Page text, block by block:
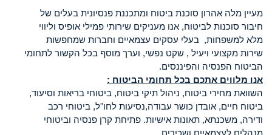
מעיין מלה אהרון סוכנת ביטוח ומתכננת פנסיונית בעלים של
חיבור סוכנות לביטוח, אנו מעניקים שירותי פמילי אופיס וליווי
מלא למשפחות, בעלי עסקים עצמאיים וחברות שמחפשות
שירות מקצועי ויעיל , שקט נפשי, וערך מוסף בכל הקשור לתחומי
הביטוח הפנסיה והפיננסים.
אנו מלווים אתכם בכל תחומי הביטוח :
השוואת מחירי ביטוח, ניהול תיקי ביטוח, ביטוחי בריאות וסיעוד,
ביטוח חיים, אובדן כושר עבודה,נסיעות לחו"ל, ביטוחי רכב
ודירה, משכנתא, תאונות אישיות. פתיחת קרן פנסיה וביטוחי
מנהלים לעצמאיים ושכירים.